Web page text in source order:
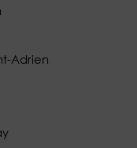
Adrien